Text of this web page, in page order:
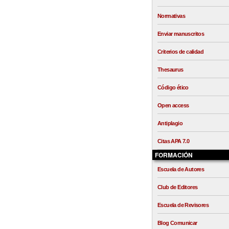
Normativas
Enviar manuscritos
Criterios de calidad
Thesaurus
Código ético
Open access
Antiplagio
Citas APA 7.0
FORMACIÓN
Escuela de Autores
Club de Editores
Escuela de Revisores
Blog Comunicar